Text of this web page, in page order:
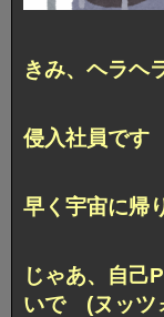
きみ、ヘラ
侵入社員で
早く宇宙に帰
じゃあ、自己
いで (ヌッツ